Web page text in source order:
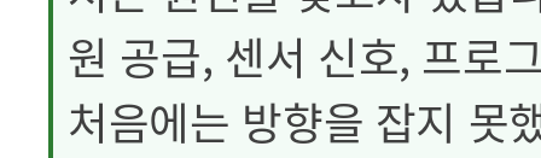
원 공급, 센서 신호, 프로
처음에는 방향을 잡지 못